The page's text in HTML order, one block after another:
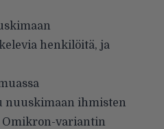
henkilöitä, ja
nuuskimaan ihmisten
Omikron-variantin